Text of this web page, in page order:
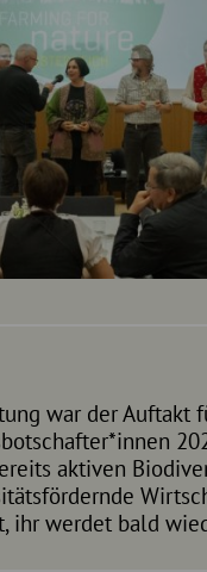
war der
aktiven
ihr werdet bald